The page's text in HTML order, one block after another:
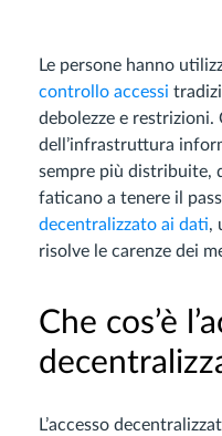
Le persone hanno
controllo accessi
debolezze e restrizioni.
dell’infrastruttura
sempre più distribuite,
faticano a tenere il
decentralizzato ai dati,
risolve le carenze dei
Che cos’è
L’accesso